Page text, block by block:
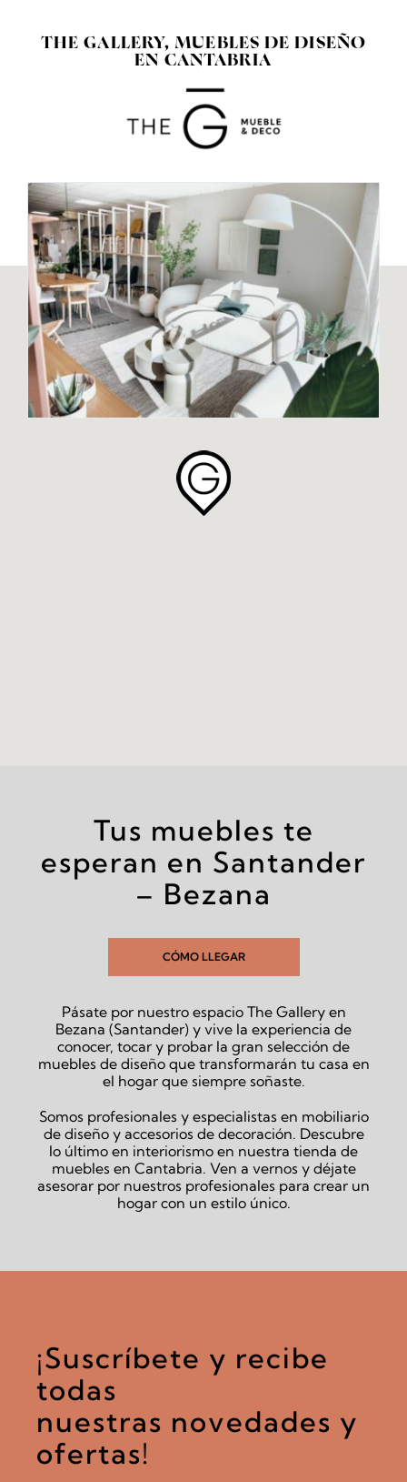
THE GALLERY, MUEBLES DE DISEÑO
EN CANTABRIA
Tus muebles te
esperan en Santander
– Bezana
CÓMO LLEGAR
Pásate por nuestro espacio The Gallery en
Bezana (Santander) y vive la experiencia de
conocer, tocar y probar la gran selección de
muebles de diseño que transformarán tu casa en
el hogar que siempre soñaste.
Somos profesionales y especialistas en mobiliario
de diseño y accesorios de decoración. Descubre
lo último en interiorismo en nuestra tienda de
muebles en Cantabria. Ven a vernos y déjate
asesorar por nuestros profesionales para crear un
hogar con un estilo único.
¡Suscríbete y recibe
todas
nuestras novedades y
ofertas!